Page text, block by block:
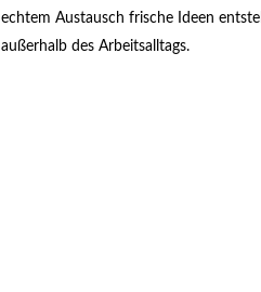
echtem Austausch frische Ideen
außerhalb des Arbeitsalltags.